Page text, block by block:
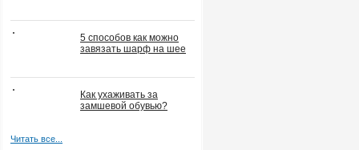
5 способов как можно
завязать шарф на шее
Как ухаживать за
замшевой обувью?
Читать все...